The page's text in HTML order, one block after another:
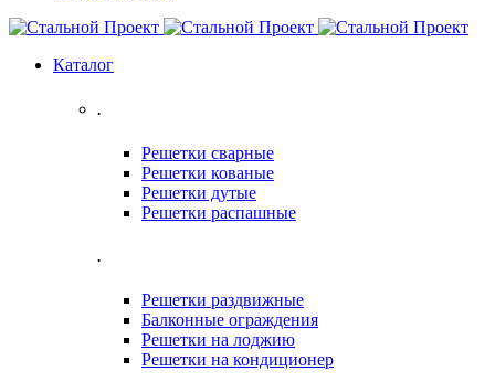
Каталог
.
Решетки сварные
Решетки кованые
Решетки дутые
Решетки распашные
.
Решетки раздвижные
Балконные ограждения
Решетки на лоджию
Решетки на кондиционер